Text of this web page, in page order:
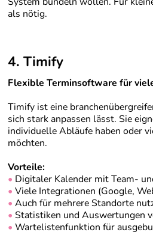
als nötig.
4. Timify
Flexible Terminsoftware für
Timify ist eine
sich stark anpassen lässt. Sie
individuelle Abläufe haben oder
möchten.
Vorteile:
• Digitaler Kalender mit Team-
• Viele Integrationen (Google,
• Auch für mehrere Standorte
• Statistiken und Auswertungen
• Wartelistenfunktion für